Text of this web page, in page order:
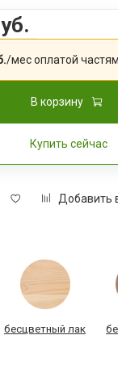
Добавить
/месоплатой
В корзину
Купить сейчас
бесцветный лак